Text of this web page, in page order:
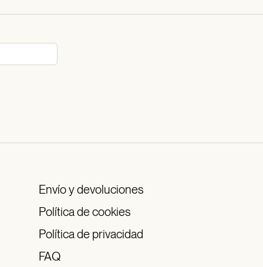
Envío y devoluciones
Política de cookies
Política de privacidad
FAQ